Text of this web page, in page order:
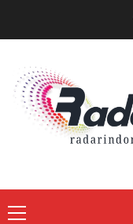
Primary